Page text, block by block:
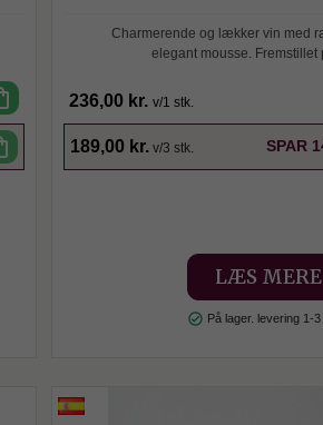
Charmerende og lækker vin med
elegant mousse. Fremstillet
236,00 kr. v/1 stk.
189,00 kr. v/3 stk. SPAR
LÆS MERE
check_circle På lager. levering 1-